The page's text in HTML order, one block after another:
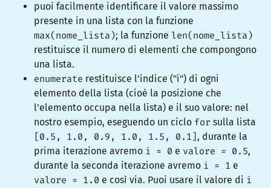
puoi facilmente identificare il valore massimo
presente in una lista con la funzione
max(nome_lista); la funzione len(nome_lista)
restituisce il numero di elementi che compongono
una lista.
enumerate restituisce l'indice ("i") di ogni
elemento della lista (cioè la posizione che
l'elemento occupa nella lista) e il suo valore: nel
nostro esempio, eseguendo un ciclo for sulla lista
[0.5, 1.0, 0.9, 1.0, 1.5, 0.1] , durante la
prima iterazione avremo i = 0 e valore = 0.5,
durante la seconda iterazione avremo i = 1 e
valore = 1.0 e così via. Puoi usare il valore di i